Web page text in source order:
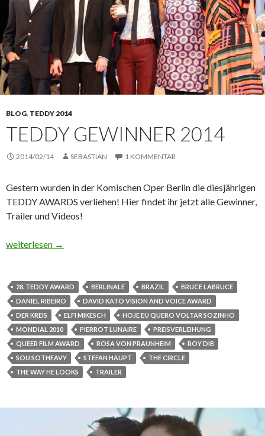
BLOG, TEDDY 2014
TEDDY GEWINNER 2014
2014/02/14 SEBASTIAN 1 KOMMENTAR
Gestern wurden in der Komischen Oper Berlin die diesjährigen
TEDDY AWARDS verliehen! Hier findet ihr jetzt alle Gewinner,
Trailer und Videos!
Teddy Gewinner 2014
weiterlesen →
28. TEDDY AWARD BERLINALE BRAZIL
BRUCE LABRUCE
DANIEL RIBEIRO
DAVID KATO VISION AND VOICE AWARD
DER KREIS
ELFI MIKESCH
HOJE EU QUERO VOLTAR SOZINHO
MONDIAL 2010
PIERROT LUNAIRE
PREISVERLEIHUNG
QUEER FILM AWARD
ROSA VON PRAUNHEIM
ROY DIB
SOU SOTHEAVY
STEFAN HAUPT
THE CIRCLE
THE WAY HE LOOKS
TRAILER